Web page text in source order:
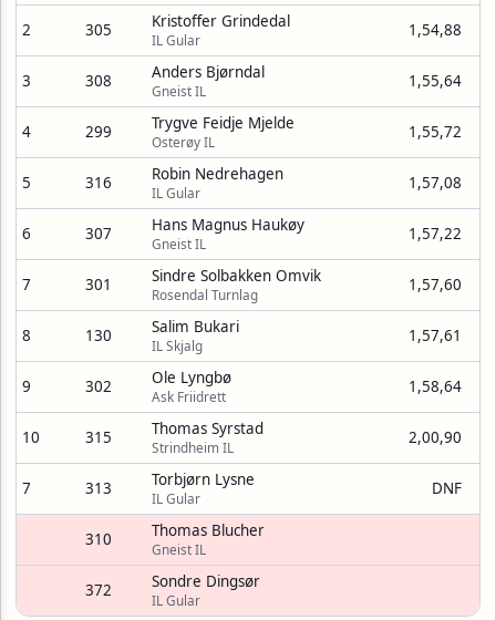
2 305 Kristoffer Grindedal
IL Gular
1,54,88
3 308 Anders Bjørndal
Gneist IL
1,55,64
4 299 Trygve Feidje Mjelde
Osterøy IL
1,55,72
5 316 Robin Nedrehagen
IL Gular
1,57,08
6 307 Hans Magnus Haukøy
Gneist IL
1,57,22
7 301 Sindre Solbakken Omvik
Rosendal Turnlag
1,57,60
8 130 Salim Bukari
IL Skjalg
1,57,61
9 302 Ole Lyngbø
Ask Friidrett
1,58,64
10 315 Thomas Syrstad
Strindheim IL
2,00,90
7 313 Torbjørn Lysne
IL Gular
DNF
310 Thomas Blucher
Gneist IL
372 Sondre Dingsør
IL Gular